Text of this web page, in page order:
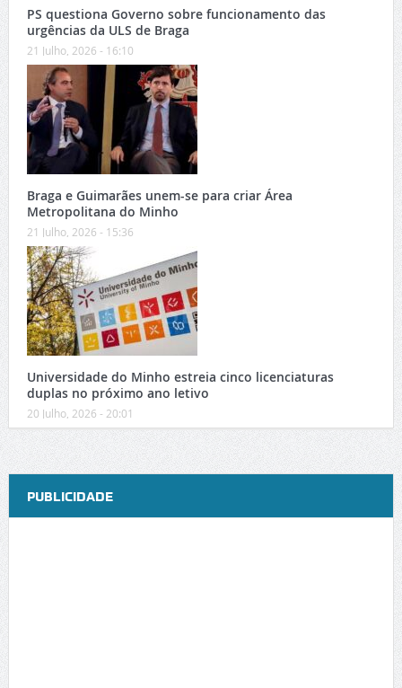
PS questiona Governo sobre funcionamento das
urgências da ULS de Braga
21 Julho, 2026 - 16:10
Braga e Guimarães unem-se para criar Área
Metropolitana do Minho
21 Julho, 2026 - 15:36
Universidade do Minho estreia cinco licenciaturas
duplas no próximo ano letivo
20 Julho, 2026 - 20:01
PUBLICIDADE